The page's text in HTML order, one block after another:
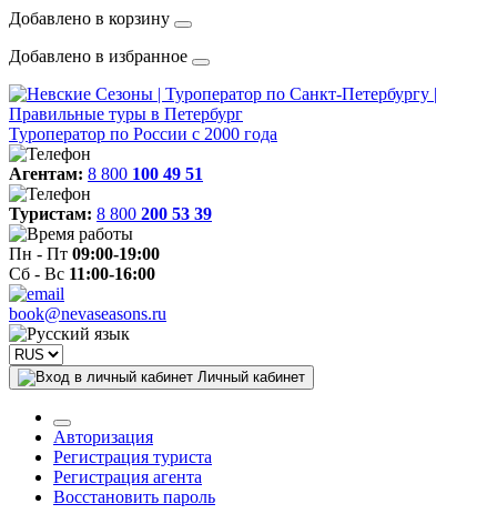
Добавлено в корзину
Добавлено в избранное
Туроператор по России с 2000 года
Агентам: 8 800 100 49 51
Туристам: 8 800 200 53 39
Пн - Пт 09:00-19:00
Сб - Вс 11:00-16:00
book@nevaseasons.ru
Личный кабинет
Авторизация
Регистрация туриста
Регистрация агента
Восстановить пароль